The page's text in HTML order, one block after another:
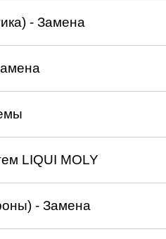
- Замена
LIQUI MOLY
- Замена